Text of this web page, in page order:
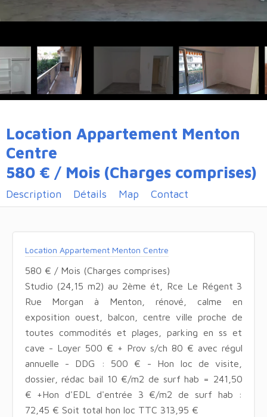
Location Appartement Menton
Centre
580 € / Mois (Charges comprises)
Description Détails Map Contact
Location Appartement Menton Centre
580 € / Mois (Charges comprises)
Studio (24,15 m2) au 2ème ét, Rce Le Régent 3
Rue Morgan à Menton, rénové, calme en
exposition ouest, balcon, centre ville proche de
toutes commodités et plages, parking en ss et
cave - Loyer 500 € + Prov s/ch 80 € avec régul
annuelle - DDG : 500 € - Hon loc de visite,
dossier, rédac bail 10 €/m2 de surf hab = 241,50
€ +Hon d'EDL d'entrée 3 €/m2 de surf hab :
72,45 € Soit total hon loc TTC 313,95 €